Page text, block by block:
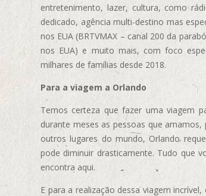
entretenimento, lazer, cultura, como
dedicado, agência multi-destino mas
nos EUA (BRTVMAX – canal 200 da
nos EUA) e muito mais, com foco
milhares de famílias desde 2018.
Para a viagem a Orlando
Temos certeza que fazer uma viagem
durante meses as pessoas que
outros lugares do mundo, Orlando
pode diminuir drasticamente. Tudo que
encontra aqui.
E para a realização dessa viagem